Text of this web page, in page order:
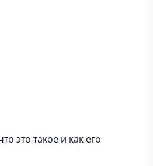
это такое и как его